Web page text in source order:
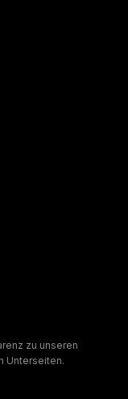
zu unseren
Unterseiten.